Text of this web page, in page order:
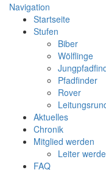
Navigation
Startseite
Stufen
Biber
Wölflinge
Pfadfinder
Rover
Aktuelles
Chronik
Mitglied werden
Leiter
FAQ